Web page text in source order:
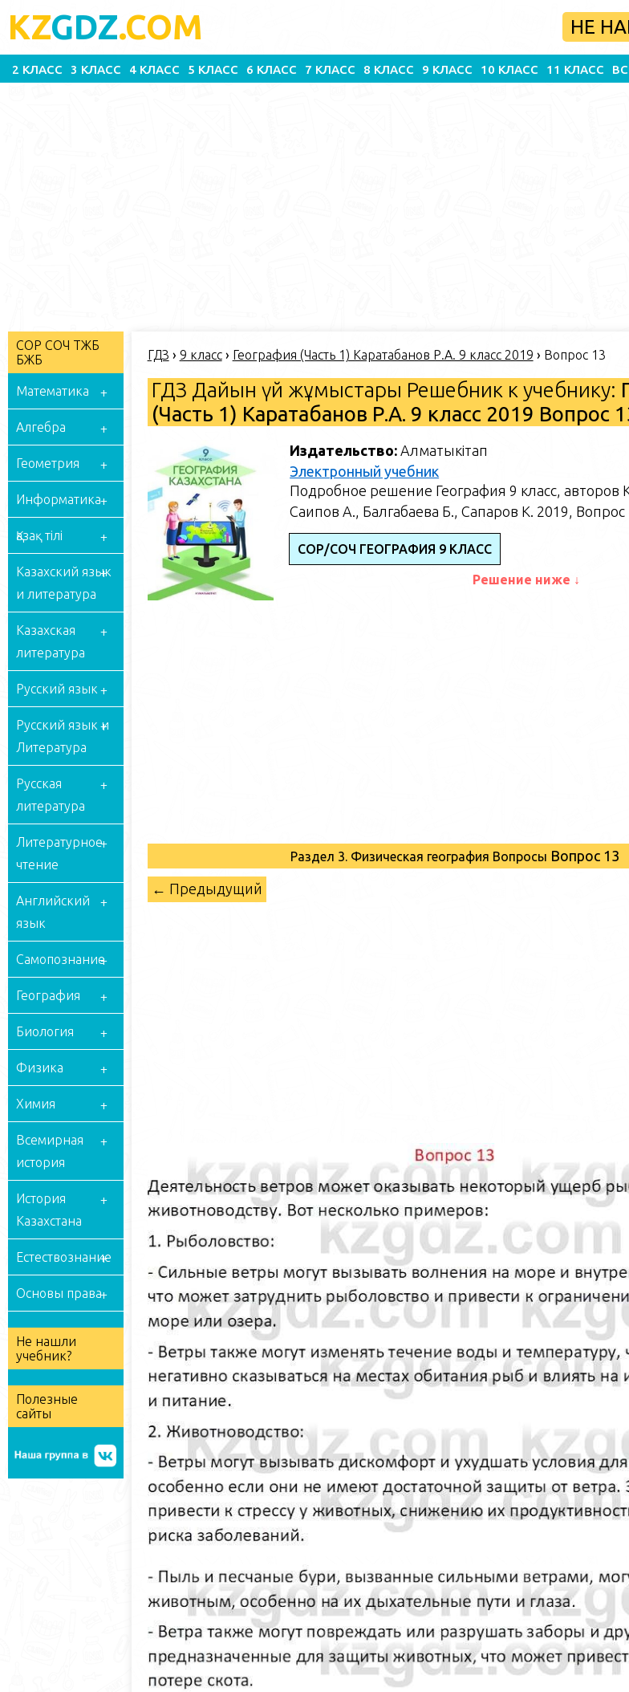
KZGDZ.COM НЕ
2 КЛАСС 3 КЛАСС 4 КЛАСС 5 КЛАСС 6 КЛАСС 7 КЛАСС 8 КЛАСС 9 КЛАСС 10 КЛАСС 11 КЛАСС
СОР СОЧ ТЖБ
БЖБ
Математика
Алгебра
Геометрия
Информатика
Қазақ тілі
Казахский язык
и литература
Казахская
литература
Русский язык
Русский язык и
Литература
Русская
литература
Литературное
чтение
Английский
язык
Самопознание
География
Биология
Физика
Химия
Всемирная
история
История
Казахстана
Естествознание
Основы права
Не нашли
учебник?
Полезные
сайты
ГДЗ › 9 класс› География (Часть 1) Каратабанов Р.А. 9 класс 2019 › Вопрос 13
ГДЗ Дайын үй жұмыстары Решебник к учебнику:
(Часть 1) Каратабанов Р.А. 9 класс 2019 Вопрос
Издательство:Алматыкітап
Электронный учебник
Подробное решение География 9 класс, авторов
Саипов А., Балгабаева Б., Сапаров К. 2019, Вопрос
СОР/СОЧ ГЕОГРАФИЯ 9 КЛАСС
Решение ниже ↓
Раздел 3. Физическая география Вопросы Вопрос 13
← Предыдущий